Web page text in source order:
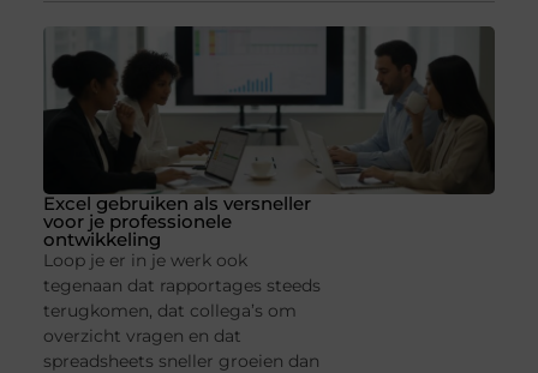
Excel gebruiken als versneller
voor je professionele
ontwikkeling
Loop je er in je werk ook
tegenaan dat rapportages steeds
terugkomen, dat collega’s om
overzicht vragen en dat
spreadsheets sneller groeien dan